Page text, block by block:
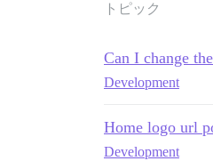
トピック
Can I change
Development
Home logo url
Development